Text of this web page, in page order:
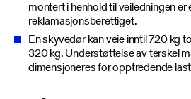
montert i henhold til veiledningen er
reklamasjonsberettiget.
En skyvedør kan veie inntil 720 kg
320 kg. Understøttelse av terskel
dimensjoneres for opptredende